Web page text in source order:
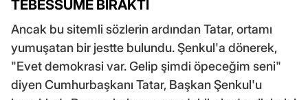
TEBESSÜME BIRAKTI
Ancak bu sitemli sözlerin ardından Tatar, ortamı
yumuşatan bir jestte bulundu. Şenkul'a dönerek,
"Evet demokrasi var. Gelip şimdi öpeceğim seni"
diyen Cumhurbaşkanı Tatar, Başkan Şenkul'u